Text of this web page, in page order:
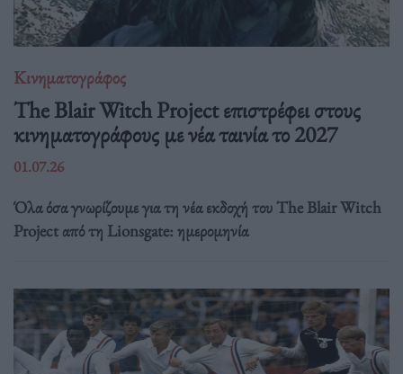
Κινηματογράφος
The Blair Witch Project επιστρέφει στους
κινηματογράφους με νέα ταινία το 2027
01.07.26
Όλα όσα γνωρίζουμε για τη νέα εκδοχή του The Blair Witch
Project από τη Lionsgate: ημερομηνία